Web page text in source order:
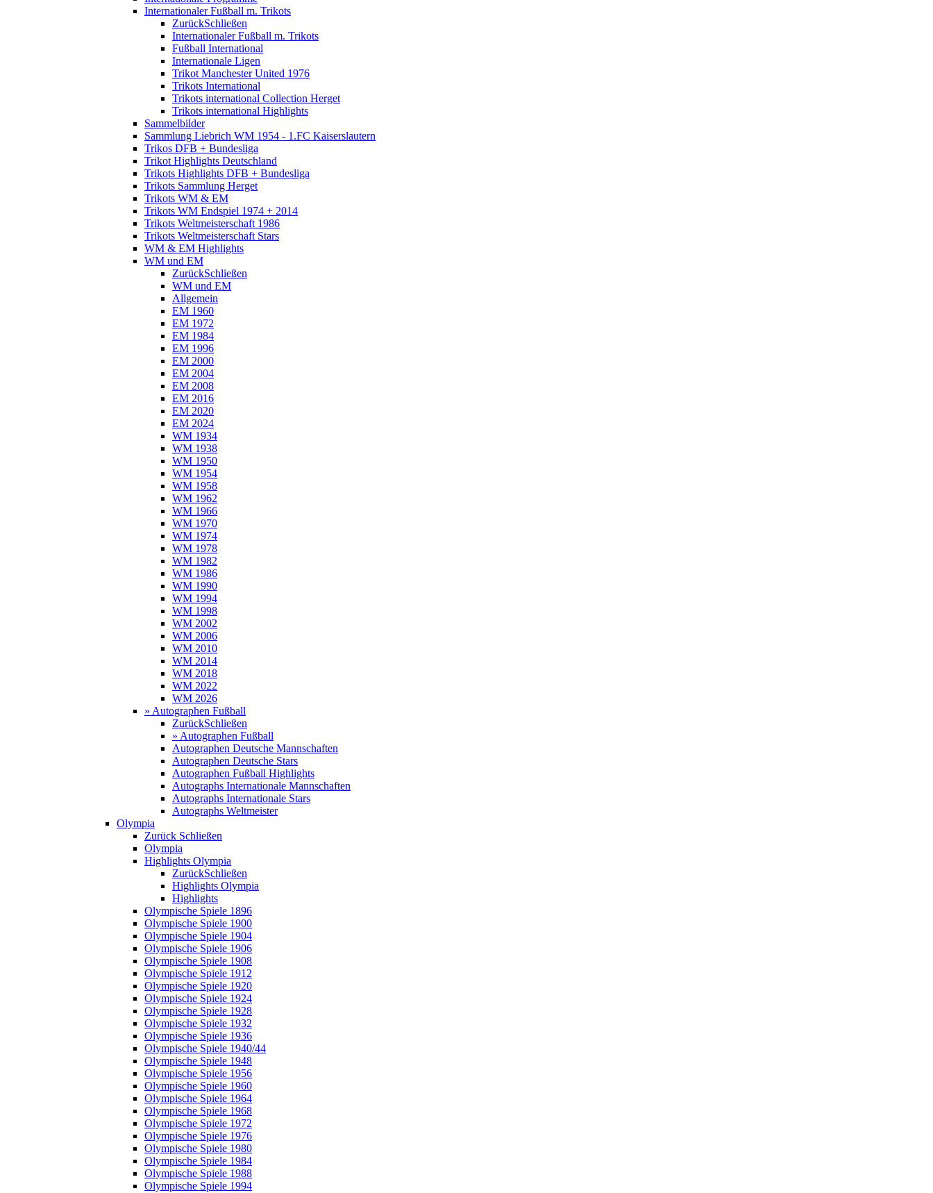
Internationaler Fußball m. Trikots
ZurückSchließen
Internationaler Fußball m. Trikots
Fußball International
Internationale Ligen
Trikot Manchester United 1976
Trikots International
Trikots international Collection Herget
Trikots international Highlights
Sammelbilder
Sammlung Liebrich WM 1954 - 1.FC Kaiserslautern
Trikos DFB + Bundesliga
Trikot Highlights Deutschland
Trikots Highlights DFB + Bundesliga
Trikots Sammlung Herget
Trikots WM & EM
Trikots WM Endspiel 1974 + 2014
Trikots Weltmeisterschaft 1986
Trikots Weltmeisterschaft Stars
WM & EM Highlights
WM und EM
ZurückSchließen
WM und EM
Allgemein
EM 1960
EM 1972
EM 1984
EM 1996
EM 2000
EM 2004
EM 2008
EM 2016
EM 2020
EM 2024
WM 1934
WM 1938
WM 1950
WM 1954
WM 1958
WM 1962
WM 1966
WM 1970
WM 1974
WM 1978
WM 1982
WM 1986
WM 1990
WM 1994
WM 1998
WM 2002
WM 2006
WM 2010
WM 2014
WM 2018
WM 2022
WM 2026
» Autographen Fußball
ZurückSchließen
» Autographen Fußball
Autographen Deutsche Mannschaften
Autographen Deutsche Stars
Autographen Fußball Highlights
Autographs Internationale Mannschaften
Autographs Internationale Stars
Autographs Weltmeister
Olympia
Zurück Schließen
Olympia
Highlights Olympia
ZurückSchließen
Highlights Olympia
Highlights
Olympische Spiele 1896
Olympische Spiele 1900
Olympische Spiele 1904
Olympische Spiele 1906
Olympische Spiele 1908
Olympische Spiele 1912
Olympische Spiele 1920
Olympische Spiele 1924
Olympische Spiele 1928
Olympische Spiele 1932
Olympische Spiele 1936
Olympische Spiele 1940/44
Olympische Spiele 1948
Olympische Spiele 1956
Olympische Spiele 1960
Olympische Spiele 1964
Olympische Spiele 1968
Olympische Spiele 1972
Olympische Spiele 1976
Olympische Spiele 1980
Olympische Spiele 1984
Olympische Spiele 1988
Olympische Spiele 1994